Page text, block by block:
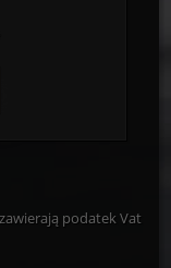
podatek Vat